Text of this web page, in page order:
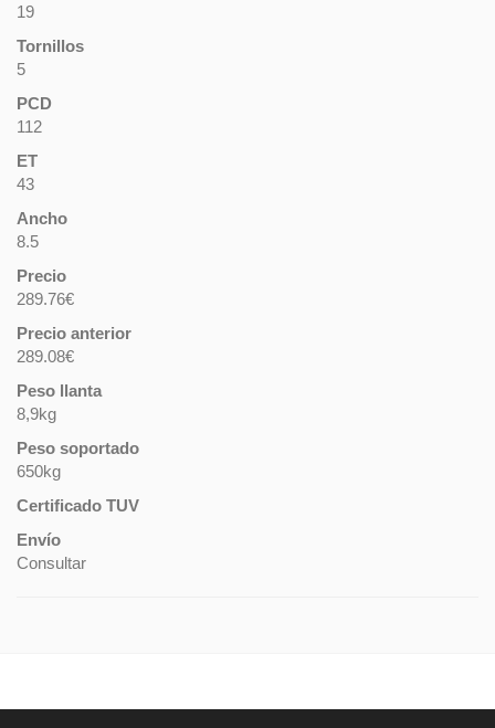
19
Tornillos
5
PCD
112
ET
43
Ancho
8.5
Precio
289.76€
Precio anterior
289.08€
Peso llanta
8,9kg
Peso soportado
650kg
Certificado TUV
Envío
Consultar